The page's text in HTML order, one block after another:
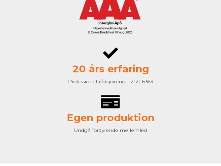
20 års erfaring
Professionel rådgivning - 2121 6363
Egen produktion
Undgå fordyrende mellemled